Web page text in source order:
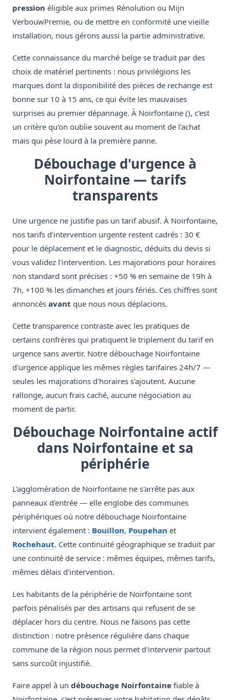
pression éligible aux primes Rénolution ou Mijn
VerbouwPremie, ou de mettre en conformité une vieille
installation, nous gérons aussi la partie administrative.
Cette connaissance du marché belge se traduit par des
choix de matériel pertinents : nous privilégions les
marques dont la disponibilité des pièces de rechange est
bonne sur 10 à 15 ans, ce qui évite les mauvaises
surprises au premier dépannage. À Noirfontaine (), c'est
un critère qu'on oublie souvent au moment de l'achat
mais qui pèse lourd à la première panne.
Débouchage d'urgence à
Noirfontaine — tarifs
transparents
Une urgence ne justifie pas un tarif abusif. À Noirfontaine,
nos tarifs d'intervention urgente restent cadrés : 30 €
pour le déplacement et le diagnostic, déduits du devis si
vous validez l'intervention. Les majorations pour horaires
non standard sont précises : +50 % en semaine de 19h à
7h, +100 % les dimanches et jours fériés. Ces chiffres sont
annoncés avant que nous nous déplacions.
Cette transparence contraste avec les pratiques de
certains confrères qui pratiquent le triplement du tarif en
urgence sans avertir. Notre débouchage Noirfontaine
d'urgence applique les mêmes règles tarifaires 24h/7 —
seules les majorations d'horaires s'ajoutent. Aucune
rallonge, aucun frais caché, aucune négociation au
moment de partir.
Débouchage Noirfontaine actif
dans Noirfontaine et sa
périphérie
L'agglomération de Noirfontaine ne s'arrête pas aux
panneaux d'entrée — elle englobe des communes
périphériques où notre débouchage Noirfontaine
intervient également : Bouillon, Poupehan et
Rochehaut. Cette continuité géographique se traduit par
une continuité de service : mêmes équipes, mêmes tarifs,
mêmes délais d'intervention.
Les habitants de la périphérie de Noirfontaine sont
parfois pénalisés par des artisans qui refusent de se
déplacer hors du centre. Nous ne faisons pas cette
distinction : notre présence régulière dans chaque
commune de la région nous permet d'intervenir partout
sans surcoût injustifié.
Faire appel à un débouchage Noirfontaine fiable à